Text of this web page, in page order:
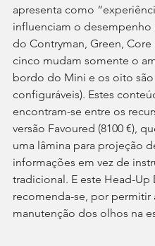
apresenta como
influenciam o desempenho
do Contryman, Green, Core
cinco mudam somente o
bordo do Mini e os oito são
configuráveis). Estes
encontram-se entre os
versão Favoured (8100 €),
uma lâmina para projeção
informações em vez de
tradicional. E este Head-Up
recomenda-se, por permitir
manutenção dos olhos na